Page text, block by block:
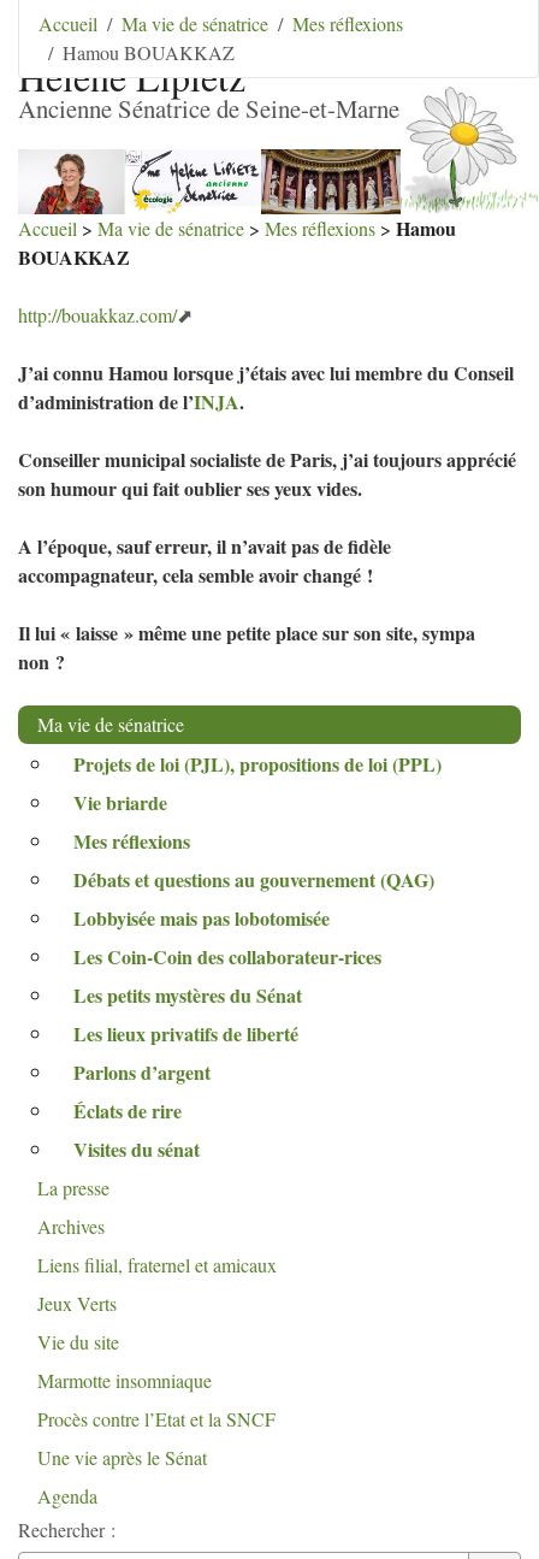
Aller au contenu Aller au menu
Aller au menu
secondaire
Aller à la recherche
Hélène Lipietz
Ancienne Sénatrice de Seine-et-Marne
Accueil Ma vie de sénatrice
Mes réflexions
Hamou BOUAKKAZ
Accueil > Ma vie de sénatrice > Mes réflexions > Hamou
BOUAKKAZ
http://bouakkaz.com/
J’ai connu Hamou lorsque j’étais avec lui membre du Conseil
d’administration de l’INJA.
Conseiller municipal socialiste de Paris, j’ai toujours apprécié
son humour qui fait oublier ses yeux vides.
A l’époque, sauf erreur, il n’avait pas de fidèle
accompagnateur, cela semble avoir changé !
Il lui « laisse » même une petite place sur son site, sympa
non ?
Ma vie de sénatrice
Projets de loi (PJL), propositions de loi (PPL)
Vie briarde
Mes réflexions
Débats et questions au gouvernement (QAG)
Lobbyisée mais pas lobotomisée
Les Coin-Coin des collaborateur-rices
Les petits mystères du Sénat
Les lieux privatifs de liberté
Parlons d’argent
Éclats de rire
Visites du sénat
La presse
Archives
Liens filial, fraternel et amicaux
Jeux Verts
Vie du site
Marmotte insomniaque
Procès contre l’Etat et la SNCF
Une vie après le Sénat
Agenda
Rechercher :